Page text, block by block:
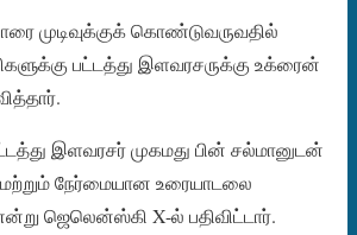
முடிவுக்குக் கொண்டுவருவதில்
பட்டத்து இளவரசருக்கு உக்ரைன்
இளவரசர் முகமது பின் சல்மானுடன்
நேர்மையான உரையாடலை
ஜெலென்ஸ்கி X-ல் பதிவிட்டார்.